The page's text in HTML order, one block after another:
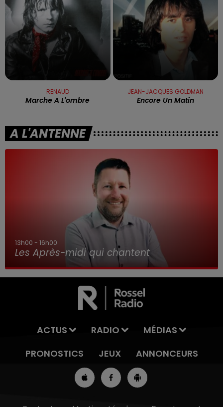
RENAUD
Marche A L'ombre
JEAN-JACQUES GOLDMAN
Encore Un Matin
A L'ANTENNE
16h00 - 19h00
Le Jukebox RDL
ACTUS RADIO
MÉDIAS
PRONOSTICS
JEUX ANNONCEURS